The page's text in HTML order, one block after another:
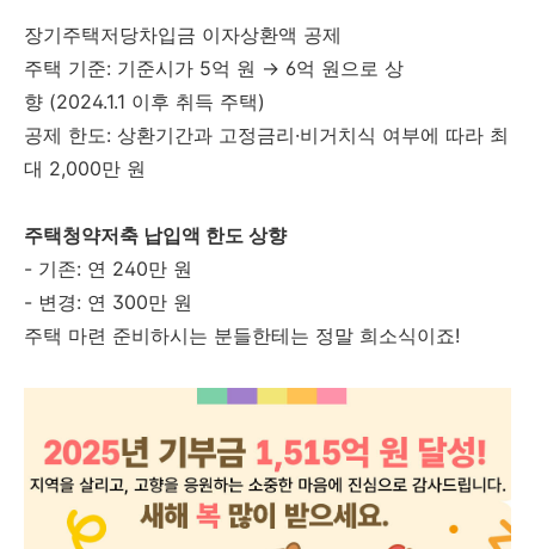
장기주택저당차입금 이자상환액 공제
주택 기준: 기준시가 5억 원 → 6억 원으로 상
향 (2024.1.1 이후 취득 주택)
공제 한도: 상환기간과 고정금리·비거치식 여부에 따라 최
대 2,000만 원
주택청약저축 납입액 한도 상향
- 기존: 연 240만 원
- 변경: 연 300만 원
주택 마련 준비하시는 분들한테는 정말 희소식이죠!